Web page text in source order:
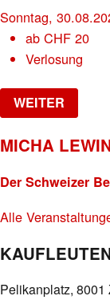
Sonntag,
abCHF 20
Verlosung
WEITER
MICHA
Der Schweizer
Alle
Pelikanplatz, 8001